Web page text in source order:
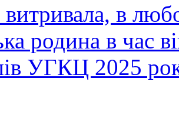
витривала, в
родина в час
УГКЦ 2025